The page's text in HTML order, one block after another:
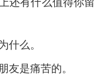
还有什么值得你留
什么。
友是痛苦的。